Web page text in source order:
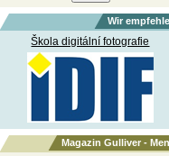
Wir
Škola digitální fotografie
Magazin Gulliver -